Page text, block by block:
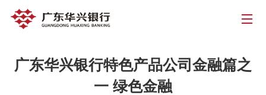
广东华兴银行特色产品公司金融篇之
一 绿色金融